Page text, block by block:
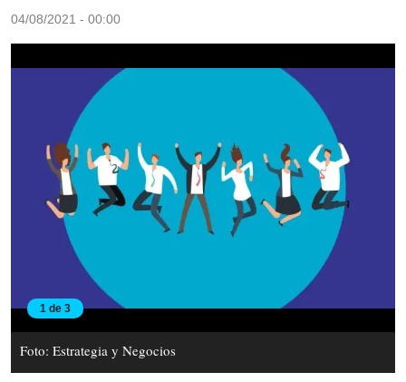
04/08/2021 - 00:00
1 de 3
Foto: Estrategia y Negocios